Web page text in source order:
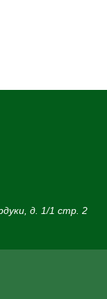
д. 1/1 стр. 2